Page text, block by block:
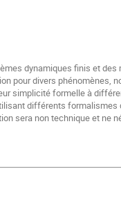
dynamiques finis et des
pour divers phénomènes,
simplicité formelle à
différents formalismes
sera non technique et ne